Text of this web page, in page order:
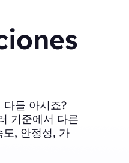
다들 아시죠?
기준에서 다른
도, 안정성, 가